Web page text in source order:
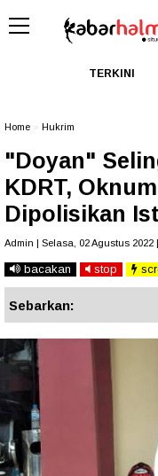
TERKINI
Home Hukrim
"Doyan"
KDRT,
Dipolisikan
Admin | Selasa, 02 Agustus 2022
bacakan stop
Sebarkan: